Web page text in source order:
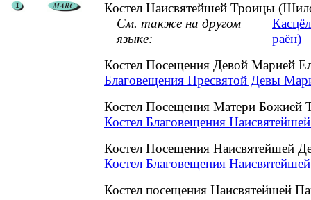
Костел Наисвятейшей Троицы
См. также на другом
языке:
раён)
Костел Посещения Девой Марией
Благовещения Пресвятой Девы
Костел Посещения Матери Божией
Костел Благовещения
Костел Посещения Наисвятейшей
Костел Благовещения
Костел посещения Наисвятейшей